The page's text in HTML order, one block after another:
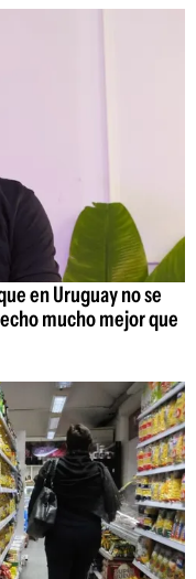
en Uruguay no se
mucho mejor que